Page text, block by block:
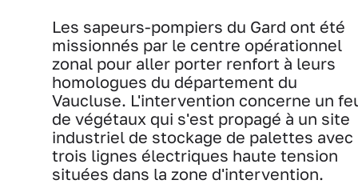
Les sapeurs-pompiers du Gard ont été
missionnés par le centre opérationnel
zonal pour aller porter renfort à leurs
homologues du département du
Vaucluse. L'intervention concerne un
de végétaux qui s'est propagé à un site
industriel de stockage de palettes avec
trois lignes électriques haute tension
situées dans la zone d'intervention.